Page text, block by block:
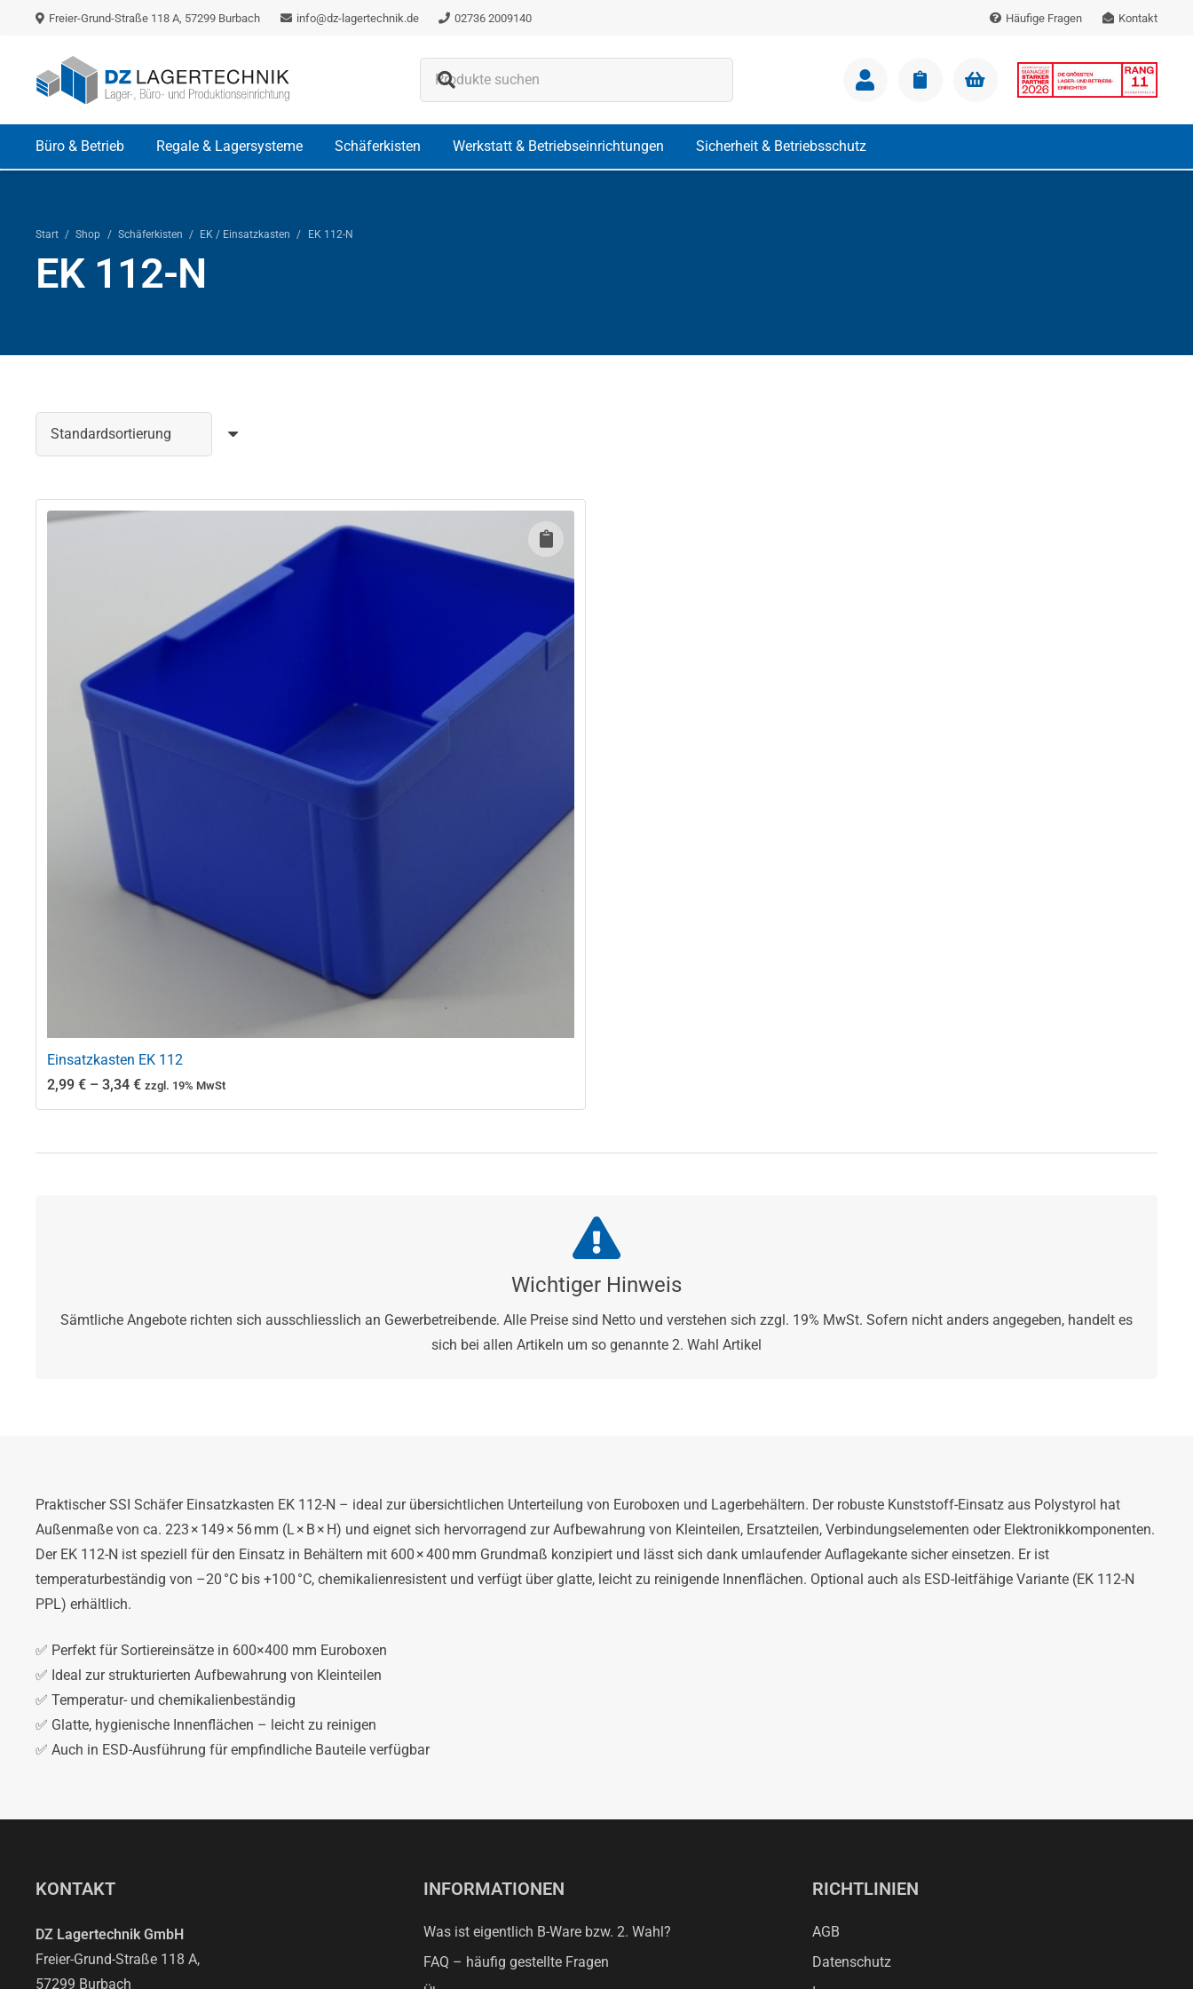
Freier-Grund-Straße 118 A, 57299 Burbach info@dz-lagertechnik.de 02736 2009140 Häufige Fragen Kontakt
Büro & Betrieb Regale & Lagersysteme Schäferkisten Werkstatt & Betriebseinrichtungen Sicherheit & Betriebsschutz
Start / Shop / Schäferkisten / EK / Einsatzkasten / EK 112-N
EK 112-N
Einsatzkasten EK 112
2,99 € – 3,34 €Preisspanne:
2,99 €
3,34 €
zzgl. 19% MwSt
Wichtiger Hinweis
Sämtliche Angebote richten sich ausschliesslich an Gewerbetreibende. Alle Preise sind Netto und verstehen sich zzgl. 19% MwSt. Sofern nicht anders angegeben, handelt es
sich bei allen Artikeln um so genannte 2. Wahl Artikel
Praktischer SSI Schäfer Einsatzkasten EK 112-N – ideal zur übersichtlichen Unterteilung von Euroboxen und Lagerbehältern. Der robuste Kunststoff-Einsatz aus Polystyrol hat
Außenmaße von ca. 223 × 149 × 56 mm (L × B × H) und eignet sich hervorragend zur Aufbewahrung von Kleinteilen, Ersatzteilen, Verbindungselementen oder Elektronikkomponenten.
Der EK 112-N ist speziell für den Einsatz in Behältern mit 600 × 400 mm Grundmaß konzipiert und lässt sich dank umlaufender Auflagekante sicher einsetzen. Er ist
temperaturbeständig von –20 °C bis +100 °C, chemikalienresistent und verfügt über glatte, leicht zu reinigende Innenflächen. Optional auch als ESD-leitfähige Variante (EK 112-N
PPL) erhältlich.
✅ Perfekt für Sortiereinsätze in 600×400 mm Euroboxen
✅ Ideal zur strukturierten Aufbewahrung von Kleinteilen
✅ Temperatur- und chemikalienbeständig
✅ Glatte, hygienische Innenflächen – leicht zu reinigen
✅ Auch in ESD-Ausführung für empfindliche Bauteile verfügbar
KONTAKT
DZ Lagertechnik GmbH
Freier-Grund-Straße 118 A,
57299 Burbach
INFORMATIONEN
Was ist eigentlich B-Ware bzw. 2. Wahl?
FAQ – häufig gestellte Fragen
RICHTLINIEN
AGB
Datenschutz